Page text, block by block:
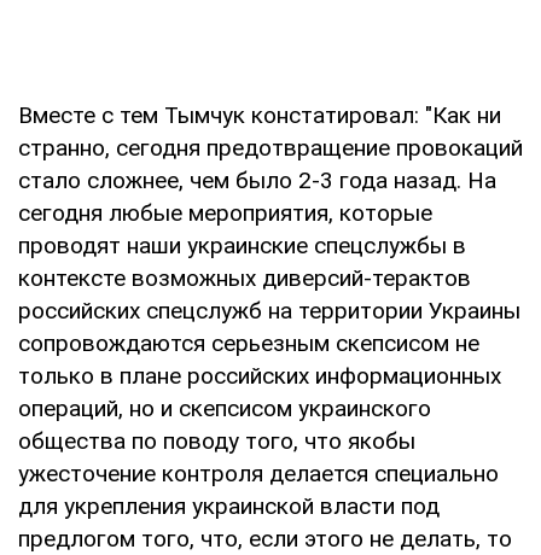
Вместе с тем Тымчук констатировал: "Как ни
странно, сегодня предотвращение провокаций
стало сложнее, чем было 2-3 года назад. На
сегодня любые мероприятия, которые
проводят наши украинские спецслужбы в
контексте возможных диверсий-терактов
российских спецслужб на территории Украины
сопровождаются серьезным скепсисом не
только в плане российских информационных
операций, но и скепсисом украинского
общества по поводу того, что якобы
ужесточение контроля делается специально
для укрепления украинской власти под
предлогом того, что, если этого не делать, то